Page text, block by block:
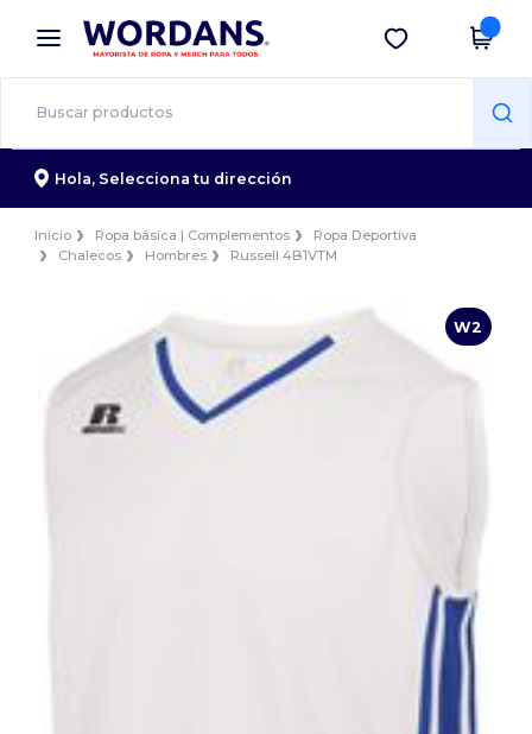
× App de Wordans
¡Mejores precios en app!
Descargar app
Hola, Selecciona tu dirección
Inicio Ropa básica | Complementos
Ropa Deportiva
Chalecos
Hombres Russell 4B1VTM
W2